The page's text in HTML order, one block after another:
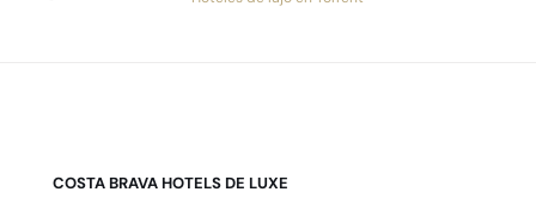
COSTA BRAVA HOTELS DE LUXE